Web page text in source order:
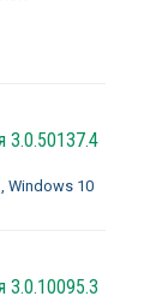
3.0.50137.4
Windows 10
3.0.10095.3